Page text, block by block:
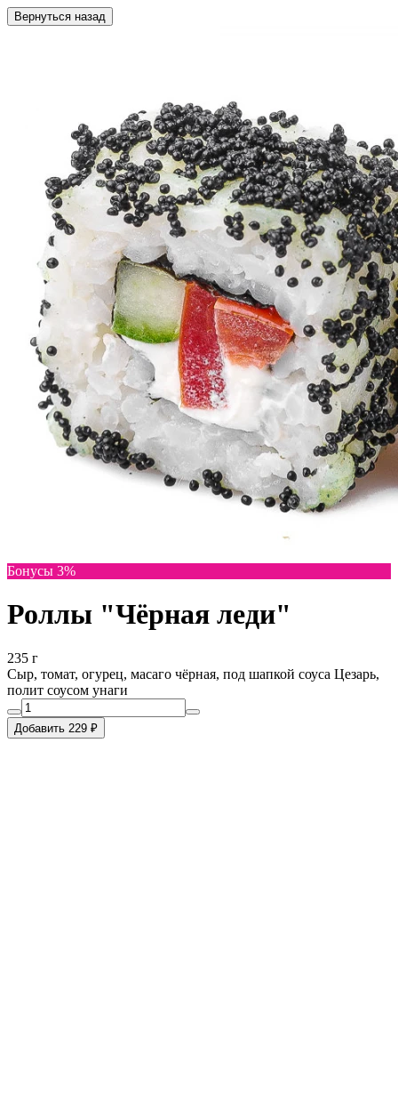
Вернуться назад
Бонусы 3%
Роллы "Чёрная леди"
235 г
Сыр, томат, огурец, масаго чёрная, под шапкой соуса Цезарь,
полит соусом унаги
Добавить 229 ₽